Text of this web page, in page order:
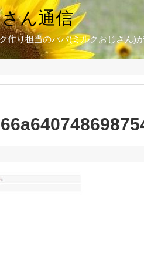
ん通信
作り担当のパパ(ミルクおじさん)